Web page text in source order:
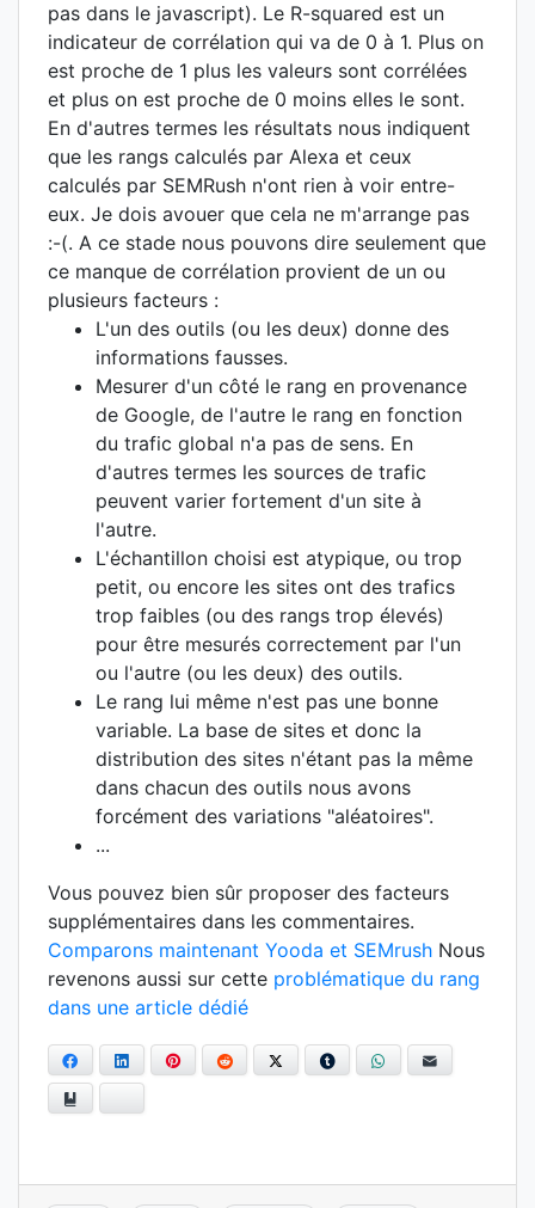
pas dans le javascript). Le R-squared est un
indicateur de corrélation qui va de 0 à 1. Plus on
est proche de 1 plus les valeurs sont corrélées
et plus on est proche de 0 moins elles le sont.
En d'autres termes les résultats nous indiquent
que les rangs calculés par Alexa et ceux
calculés par SEMRush n'ont rien à voir entre-
eux. Je dois avouer que cela ne m'arrange pas
:-(. A ce stade nous pouvons dire seulement que
ce manque de corrélation provient de un ou
plusieurs facteurs :
L'un des outils (ou les deux) donne des
informations fausses.
Mesurer d'un côté le rang en provenance
de Google, de l'autre le rang en fonction
du trafic global n'a pas de sens. En
d'autres termes les sources de trafic
peuvent varier fortement d'un site à
l'autre.
L'échantillon choisi est atypique, ou trop
petit, ou encore les sites ont des trafics
trop faibles (ou des rangs trop élevés)
pour être mesurés correctement par l'un
ou l'autre (ou les deux) des outils.
Le rang lui même n'est pas une bonne
variable. La base de sites et donc la
distribution des sites n'étant pas la même
dans chacun des outils nous avons
forcément des variations "aléatoires".
...
Vous pouvez bien sûr proposer des facteurs
supplémentaires dans les commentaires.
Comparons maintenant Yooda et SEMrush Nous
revenons aussi sur cette problématique du rang
dans une article dédié
FacebookLinkedIn Pinterest Reddit Twitter Tumblr WhatsApp